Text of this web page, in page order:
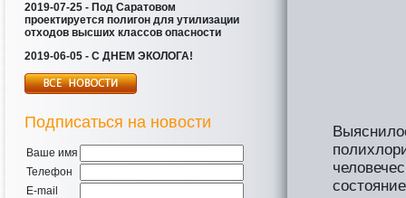
2019-07-25 - Под Саратовом
проектируется полигон для утилизации
отходов высших классов опасности
2019-06-05 - С ДНЕМ ЭКОЛОГА!
Подписаться на новости
Ваше имя
Телефон
E-mail